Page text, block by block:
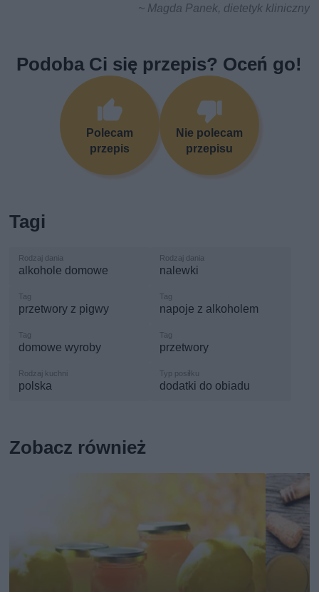
~ Magda Panek, dietetyk kliniczny
Podoba Ci się przepis? Oceń go!
Polecam
przepis
Nie polecam
przepisu
Tagi
alkohole domowe nalewki
przetwory z pigwy napoje z alkoholem
domowe wyroby przetwory
polska dodatki do obiadu
Zobacz również